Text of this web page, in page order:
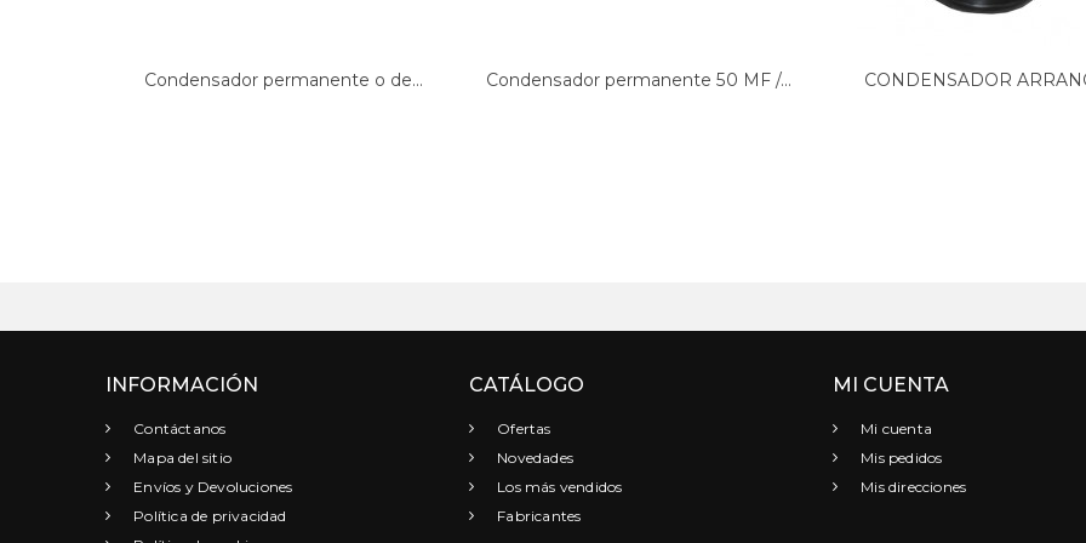
Condensador permanente o de... Condensador permanente 50 MF /...
CONDENSADOR
INFORMACIÓN
Contáctanos
Mapa del sitio
Envíos y Devoluciones
Política de privacidad
CATÁLOGO
Ofertas
Novedades
Los más vendidos
Fabricantes
MI CUENTA
Mi cuenta
Mis pedidos
Mis direcciones